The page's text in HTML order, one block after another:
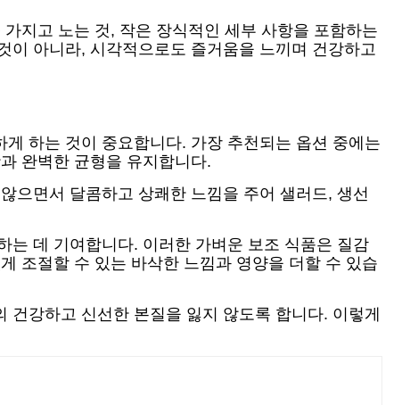
지고 노는 것, 작은 장식적인 세부 사항을 포함하는
이 아니라, 시각적으로도 즐거움을 느끼며 건강하고
하는 것이 중요합니다. 가장 추천되는 옵션 중에는
완벽한 균형을 유지합니다.
으면서 달콤하고 상쾌한 느낌을 주어 샐러드, 생선
는 데 기여합니다. 이러한 가벼운 보조 식품은 질감
조절할 수 있는 바삭한 느낌과 영양을 더할 수 있습
강하고 신선한 본질을 잃지 않도록 합니다. 이렇게